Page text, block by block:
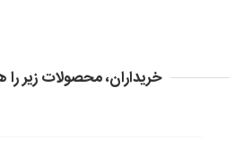
خریداران، محصولات زیر را